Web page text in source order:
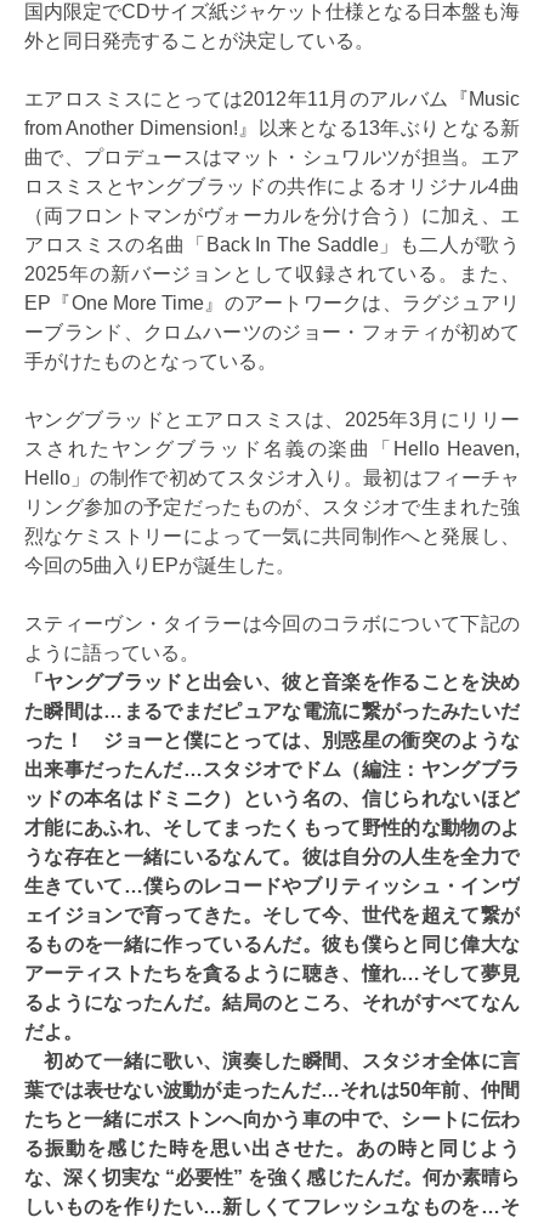
国内限定でCDサイズ紙ジャケット仕様となる日本盤も海
外と同日発売することが決定している。
エアロスミスにとっては2012年11月のアルバム『Music
from Another Dimension!』以来となる13年ぶりとなる新
曲で、プロデュースはマット・シュワルツが担当。エア
ロスミスとヤングブラッドの共作によるオリジナル4曲
（両フロントマンがヴォーカルを分け合う）に加え、エ
アロスミスの名曲「Back In The Saddle」も二人が歌う
2025年の新バージョンとして収録されている。また、
EP『One More Time』のアートワークは、ラグジュアリ
ーブランド、クロムハーツのジョー・フォティが初めて
手がけたものとなっている。
ヤングブラッドとエアロスミスは、2025年3月にリリー
スされたヤングブラッド名義の楽曲「Hello Heaven,
Hello」の制作で初めてスタジオ入り。最初はフィーチャ
リング参加の予定だったものが、スタジオで生まれた強
烈なケミストリーによって一気に共同制作へと発展し、
今回の5曲入りEPが誕生した。
スティーヴン・タイラーは今回のコラボについて下記の
ように語っている。
「ヤングブラッドと出会い、彼と音楽を作ることを決め
た瞬間は…まるでまだピュアな電流に繋がったみたいだ
った！ ジョーと僕にとっては、別惑星の衝突のような
出来事だったんだ…スタジオでドム（編注：ヤングブラ
ッドの本名はドミニク）という名の、信じられないほど
才能にあふれ、そしてまったくもって野性的な動物のよ
うな存在と一緒にいるなんて。彼は自分の人生を全力で
生きていて…僕らのレコードやブリティッシュ・インヴ
ェイジョンで育ってきた。そして今、世代を超えて繋が
るものを一緒に作っているんだ。彼も僕らと同じ偉大な
アーティストたちを貪るように聴き、憧れ…そして夢見
るようになったんだ。結局のところ、それがすべてなん
だよ。
初めて一緒に歌い、演奏した瞬間、スタジオ全体に言
葉では表せない波動が走ったんだ…それは50年前、仲間
たちと一緒にボストンへ向かう車の中で、シートに伝わ
る振動を感じた時を思い出させた。あの時と同じよう
な、深く切実な “必要性” を強く感じたんだ。何か素晴ら
しいものを作りたい…新しくてフレッシュなものを…そ